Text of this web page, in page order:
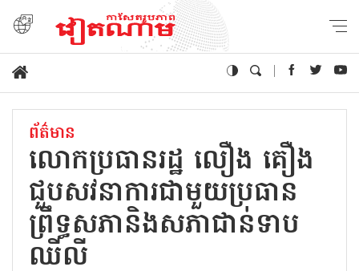
ព័ត៌មាន
លោកប្រធានរដ្ឋ លឿង គឿង
ជួបសវនាការជាមួយប្រធាន
ព្រឹទ្ធសភានិងសភាជាន់ទាប
ឈីលី